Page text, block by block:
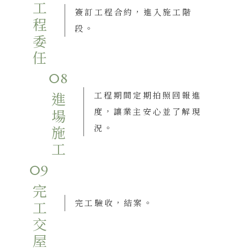
工程委任
簽訂工程合約，進入施工階
段。
08
進場施工
工程期間定期拍照回報進
度，讓業主安心並了解現
況。
09
完工交屋 完工驗收，結案。